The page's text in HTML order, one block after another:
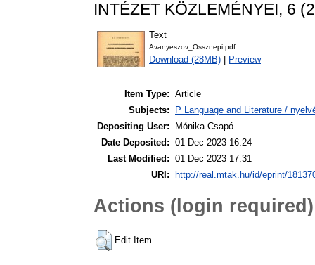
INTÉZET KÖZLEMÉNYEI, 6
Text
Avanyeszov_Ossznepi.pdf
Download (28MB) Preview
Item Type: Article
Subjects:
P Language and Literature /
Depositing User:
Mónika Csapó
Date Deposited: 01 Dec 2023 16:24
Last Modified: 01 Dec 2023 17:31
URI:
http://real.mtak.hu/id/eprint/
Actions (login required)
Edit Item